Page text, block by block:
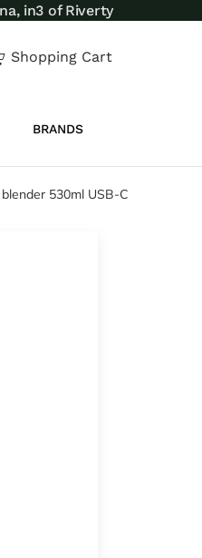
in3 of Riverty
Shopping Cart
BRANDS
530ml USB-C